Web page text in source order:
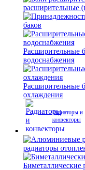
расширительные
баков
Расширительные
водоснабжения
Расширительные
охлаждения
Радиаторы и
конвекторы
радиаторы
Биметаллические